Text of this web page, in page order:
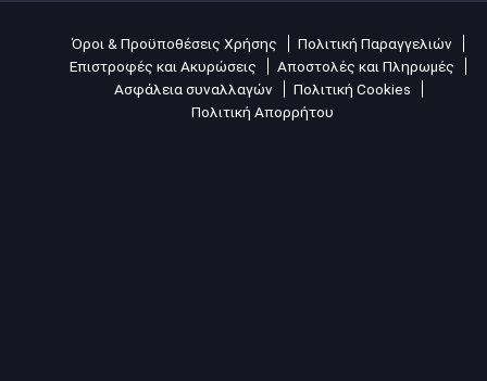
Όροι & Προϋποθέσεις Χρήσης
Πολιτική Παραγγελιών
Επιστροφές και Ακυρώσεις
Αποστολές και Πληρωμές
Ασφάλεια συναλλαγών
Πολιτική Cookies
Πολιτική Απορρήτου